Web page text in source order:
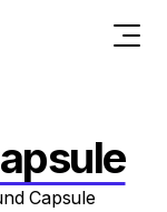
Capsule